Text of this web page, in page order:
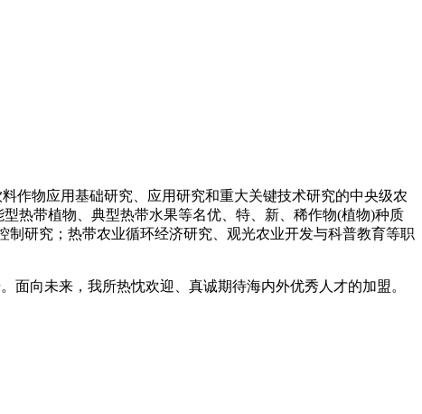
作物应用基础研究、应用研究和重大关键技术研究的中央级农
热带植物、典型热带水果等名优、特、新、稀作物(植物)种质
研究；热带农业循环经济研究、观光农业开发与科普教育等职
向未来，我所热忱欢迎、真诚期待海内外优秀人才的加盟。